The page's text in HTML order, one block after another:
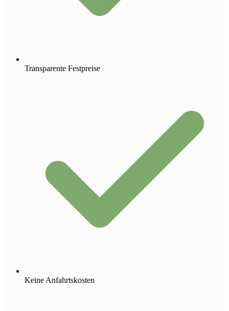
Transparente Festpreise
Keine Anfahrtskosten